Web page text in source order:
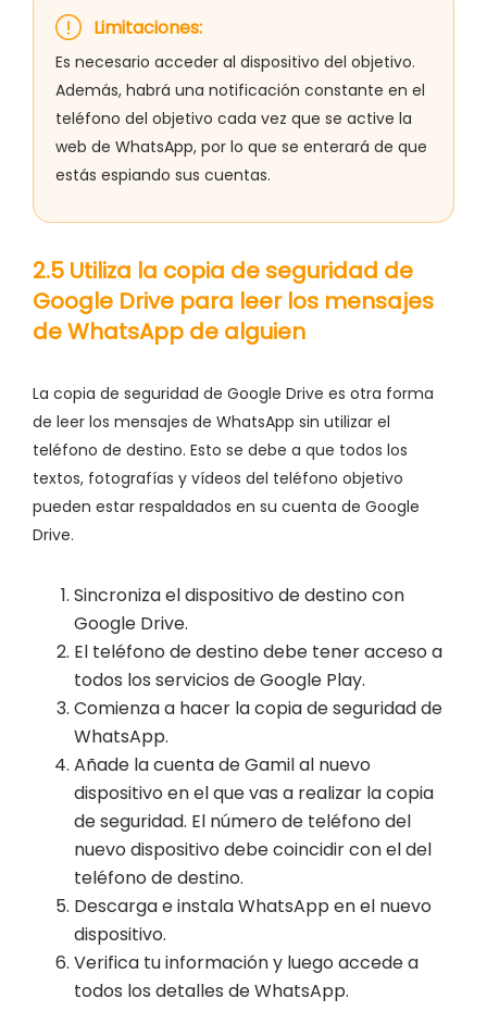
Limitaciones:
Es necesario acceder al dispositivo del objetivo.
Además, habrá una notificación constante en el
teléfono del objetivo cada vez que se active la
web de WhatsApp, por lo que se enterará de que
estás espiando sus cuentas.
2.5 Utiliza la copia de seguridad de
Google Drive para leer los mensajes
de WhatsApp de alguien
La copia de seguridad de Google Drive es otra forma
de leer los mensajes de WhatsApp sin utilizar el
teléfono de destino. Esto se debe a que todos los
textos, fotografías y vídeos del teléfono objetivo
pueden estar respaldados en su cuenta de Google
Drive.
Sincroniza el dispositivo de destino con
Google Drive.
El teléfono de destino debe tener acceso a
todos los servicios de Google Play.
Comienza a hacer la copia de seguridad de
WhatsApp.
Añade la cuenta de Gamil al nuevo
dispositivo en el que vas a realizar la copia
de seguridad. El número de teléfono del
nuevo dispositivo debe coincidir con el del
teléfono de destino.
Descarga e instala WhatsApp en el nuevo
dispositivo.
Verifica tu información y luego accede a
todos los detalles de WhatsApp.